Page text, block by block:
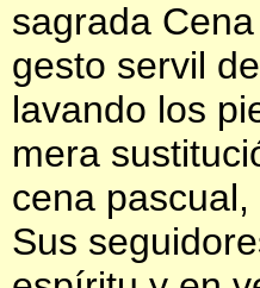
sagrada
gesto servil
lavando los
mera
cena
Sus